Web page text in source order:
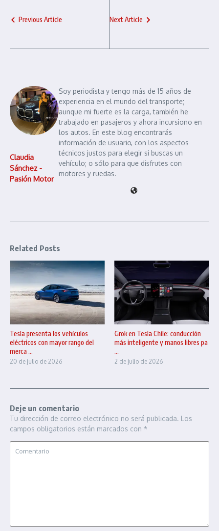
Previous Article Next Article
Claudia
Sánchez -
Pasión Motor
Soy periodista y tengo más de 15 años de
experiencia en el mundo del transporte;
aunque mi fuerte es la carga, también he
trabajado en pasajeros y ahora incursiono en
los autos. En este blog encontrarás
información de usuario, con los aspectos
técnicos justos para elegir si buscas un
vehículo; o sólo para que disfrutes con
motores y ruedas.
Related Posts
Tesla presenta los vehículos
eléctricos con mayor rango del
merca ...
20 de julio de 2026
Grok en Tesla Chile: conducción
más inteligente y manos libres pa
...
2 de julio de 2026
Deje un comentario
Tu dirección de correo electrónico no será publicada. Los
campos obligatorios están marcados con *